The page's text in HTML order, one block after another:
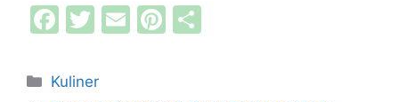
F
c
T
itt
E
Pi
Kategori
Kuliner